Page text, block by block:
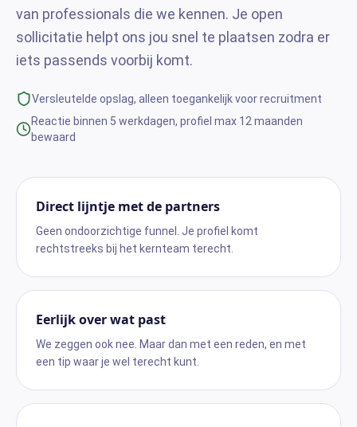
van professionals die we kennen. Je open
sollicitatie helpt ons jou snel te plaatsen zodra er
iets passends voorbij komt.
Versleutelde opslag, alleen toegankelijk voor recruitment
Reactie binnen 5 werkdagen, profiel max 12 maanden
bewaard
Direct lijntje met de partners
Geen ondoorzichtige funnel. Je profiel komt
rechtstreeks bij het kernteam terecht.
Eerlijk over wat past
We zeggen ook nee. Maar dan met een reden, en met
een tip waar je wel terecht kunt.